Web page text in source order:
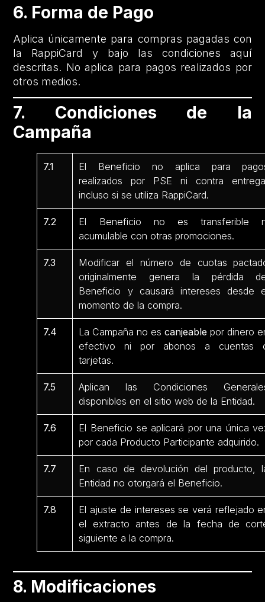
6. Forma de Pago
Aplica únicamente para compras pagadas con
la RappiCard y bajo las condiciones aquí
descritas. No aplica para pagos realizados por
otros medios.
7. Condiciones de la
Campaña
7.1
El Beneficio no aplica para
realizados por PSE ni contra
incluso si se utiliza RappiCard.
7.2
El Beneficio no es transferible
acumulable con otras promociones.
7.3
Modificar el número de cuotas
originalmente genera la pérdida
Beneficio y causará intereses desde
momento de la compra.
7.4 La Campaña no escanjeable por dinero
efectivo ni por abonos a cuentas
tarjetas.
7.5
Aplican las Condiciones
disponibles en el sitio web de la Entidad.
7.6
El Beneficio se aplicará por una única
por cada Producto Participante adquirido.
7.7
En caso de devolución del producto,
Entidad no otorgará el Beneficio.
7.8
El ajuste de intereses se verá reflejado
el extracto antes de la fecha de
siguiente a la compra.
8. Modificaciones